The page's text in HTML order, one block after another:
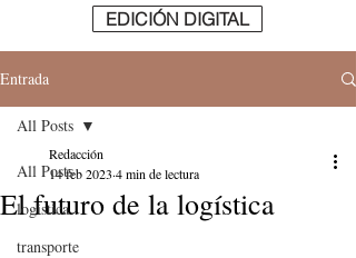
EDICIÓN DIGITAL
Entrada
All Posts
logistica
transporte
All Posts
El futuro de la logística
Redacción
14 feb 2023 4 min de lectura